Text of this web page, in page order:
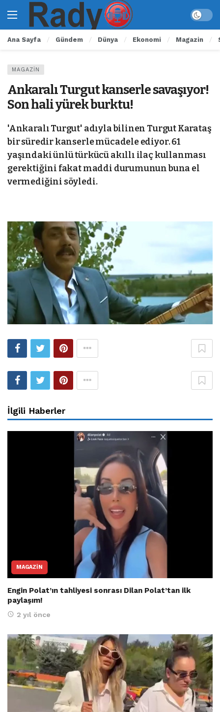
Ana Sayfa Gündem Dünya Ekonomi Magazin
MAGAZIN
Ankaralı Turgut kanserle savaşıyor!
Son hali yürek burktu!
'Ankaralı Turgut' adıyla bilinen Turgut Karataş
bir süredir kanserle mücadele ediyor. 61
yaşındaki ünlü türkücü akıllı ilaç kullanması
gerektiğini fakat maddi durumunun buna el
vermediğini söyledi.
İlgili Haberler
MAGAZIN
Engin Polat’ın tahliyesi sonrası Dilan Polat’tan ilk
paylaşım!
2 yıl önce